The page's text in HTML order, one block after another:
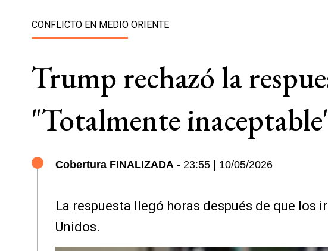
CONFLICTO EN MEDIO ORIENTE
Trump rechazó la
"Totalmente
Cobertura FINALIZADA - 23:55 | 10/05/2026
La respuesta llegó horas después de que los
Unidos.